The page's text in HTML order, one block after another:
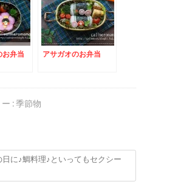
お弁当 アサガオのお弁当
:季節物
日に♪鯛料理♪といってもセクシー